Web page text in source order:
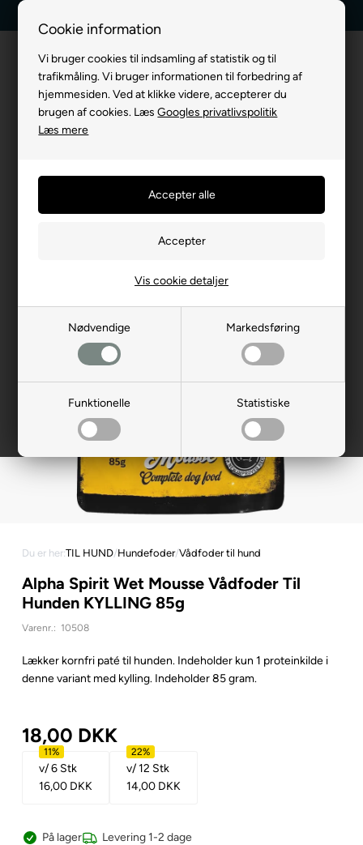
Cookie information
Vi bruger cookies til indsamling af statistik og til
trafikmåling. Vi bruger informationen til forbedring af
hjemmesiden. Ved at klikke videre, accepterer du
brugen af cookies. LæsGoogles privatlivspolitik
Læs mere
Nødvendige Markedsføring
Funktionelle Statistiske
Vis cookie detaljer
Du er her:TIL HUND/Hundefoder/Vådfoder til hund
Alpha Spirit Wet Mousse Vådfoder Til
Hunden KYLLING 85g
Varenr.: 10508
Lækker kornfri paté til hunden. Indeholder kun 1 proteinkilde i
denne variant med kylling. Indeholder 85 gram.
18,00 DKK
v/ 6 Stk
16,00 DKK
11%
v/ 12 Stk
14,00 DKK
22%
På lager Levering 1-2 dage